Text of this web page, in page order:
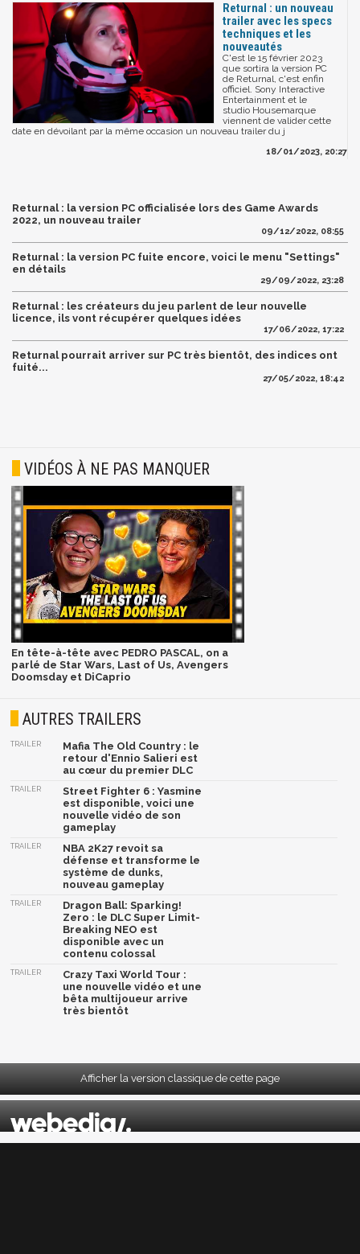
Returnal : un nouveau
trailer avec les specs
techniques et les
nouveautés
C'est le 15 février 2023
que sortira la version PC
de Returnal, c'est enfin
officiel. Sony Interactive
Entertainment et le
studio Housemarque
viennent de valider cette
date en dévoilant par la même occasion un nouveau trailer du j
18/01/2023, 20:27
Returnal : la version PC officialisée lors des Game Awards
2022, un nouveau trailer
09/12/2022, 08:55
Returnal : la version PC fuite encore, voici le menu "Settings"
en détails
29/09/2022, 23:28
Returnal : les créateurs du jeu parlent de leur nouvelle
licence, ils vont récupérer quelques idées
17/06/2022, 17:22
Returnal pourrait arriver sur PC très bientôt, des indices ont
fuité...
27/05/2022, 18:42
VIDÉOS À NE PAS MANQUER
En tête-à-tête avec PEDRO PASCAL, on a
parlé de Star Wars, Last of Us, Avengers
Doomsday et DiCaprio
AUTRES TRAILERS
TRAILER
Mafia The Old Country : le
retour d'Ennio Salieri est
au cœur du premier DLC
TRAILER
Street Fighter 6 : Yasmine
est disponible, voici une
nouvelle vidéo de son
gameplay
TRAILER
NBA 2K27 revoit sa
défense et transforme le
système de dunks,
nouveau gameplay
TRAILER
Dragon Ball: Sparking!
Zero : le DLC Super Limit-
Breaking NEO est
disponible avec un
contenu colossal
TRAILER
Crazy Taxi World Tour :
une nouvelle vidéo et une
bêta multijoueur arrive
très bientôt
Afficher la version classique de cette page